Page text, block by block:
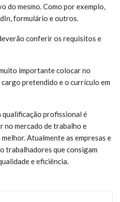
do mesmo. Como por exemplo,
formulário e outros.
conferir os requisitos e
uito importante colocar no
pretendido e o currículo em
qualificação profissional é
no mercado de trabalho e
Atualmente as empresas e
trabalhadores que consigam
e eficiência.